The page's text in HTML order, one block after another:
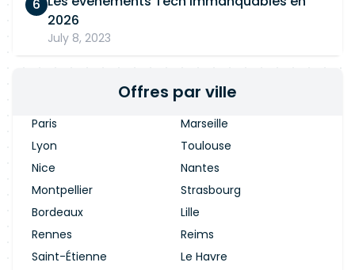
2026
July 8, 2023
Offres par ville
Paris
Marseille
Lyon
Toulouse
Nice
Nantes
Montpellier
Strasbourg
Bordeaux
Lille
Rennes
Reims
Saint-Étienne
Le Havre